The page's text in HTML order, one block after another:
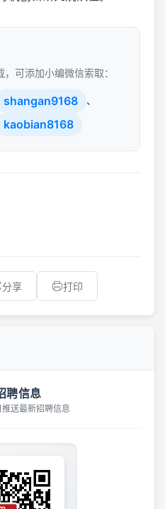
可添加小编微信索取：
shangan9168 、
kaobian8168
分享 打印
聘信息
送最新招聘信息